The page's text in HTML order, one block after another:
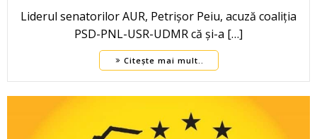
Liderul senatorilor AUR, Petrișor Peiu, acuză coaliția
PSD-PNL-USR-UDMR că și-a […]
Citește mai mult..